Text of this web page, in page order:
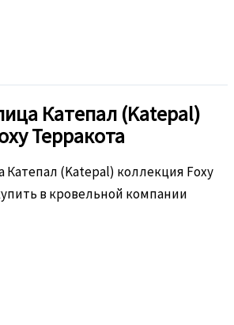
Катепал (Katepal)
Терракота
Катепал (Katepal) коллекция Foxy
в кровельной компании